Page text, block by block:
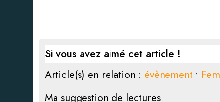
Si vous avez aimé cet article !
Article(s) en relation : évènement •
Ma suggestion de lectures :